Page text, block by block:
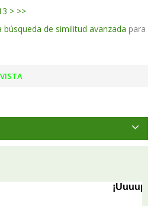
> >>
búsqueda de similitud avanzada para